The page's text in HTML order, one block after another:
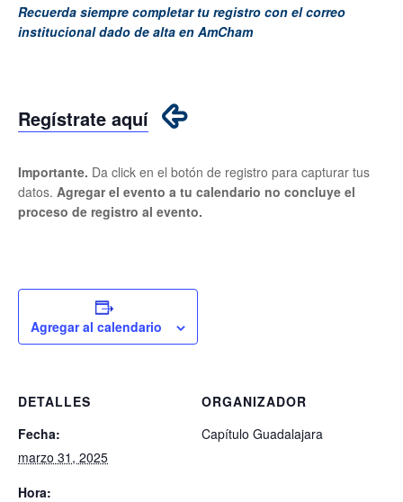
Recuerda siempre completar tu registro con el correo
institucional dado de alta en AmCham
Regístrate aquí
Importante. Da click en el botón de registro para capturar tus
datos. Agregar el evento a tu calendario no concluye el
proceso de registro al evento.
Agregar al calendario
DETALLES
Fecha:
marzo 31, 2025
Hora:
ORGANIZADOR
Capítulo Guadalajara